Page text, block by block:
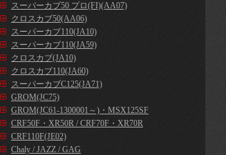
スーパーカブ50 プロ(FI)(AA07)
クロスカブ50(AA06)
スーパーカブ110(JA10)
スーパーカブ110(JA59)
クロスカブ(JA10)
クロスカブ110(JA60)
スーパーカブC125(JA71)
GROM(JC75)
GROM(JC61-1300001～)・MSX125SF
CRF50F・XR50R / CRF70F・XR70R
CRF110F(JE02)
Chaly / JAZZ / GAG